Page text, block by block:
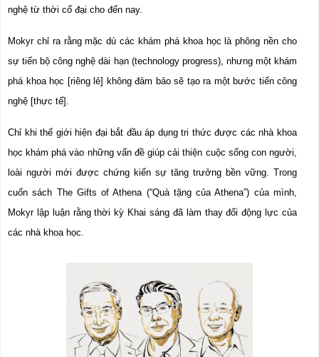
nghệ từ thời cổ đại cho đến nay.
Mokyr chỉ ra rằng mặc dù các khám phá khoa học là phông nền cho
sự tiến bộ công nghệ dài hạn (technology progress), nhưng một khám
phá khoa học [riêng lẻ] không đảm bảo sẽ tạo ra một bước tiến công
nghệ [thực tế].
Chỉ khi thế giới hiện đại bắt đầu áp dụng tri thức được các nhà khoa
học khám phá vào những vấn đề giúp cải thiện cuộc sống con người,
loài người mới được chứng kiến sự tăng trưởng bền vững. Trong
cuốn sách The Gifts of Athena (“Quà tặng của Athena”) của mình,
Mokyr lập luận rằng thời kỳ Khai sáng đã làm thay đổi động lực của
các nhà khoa học.